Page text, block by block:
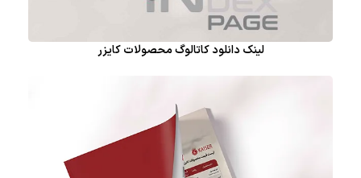
لینک دانلود کاتالوگ محصولات کایزر